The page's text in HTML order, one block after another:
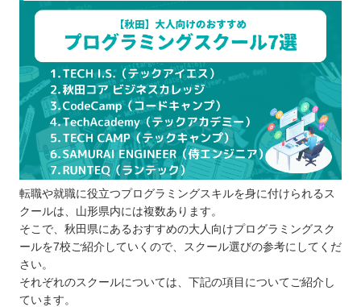
転職や就職に役立つプログラミングスキルを身に付けられるス
クールは、山形県内には複数あります。
そこで、秋田県にあるおすすめの大人向けプログラミングスク
ールを7校ご紹介していくので、スクール選びの参考にしてくだ
さい。
それぞれのスクールについては、下記の項目についてご紹介し
ています。